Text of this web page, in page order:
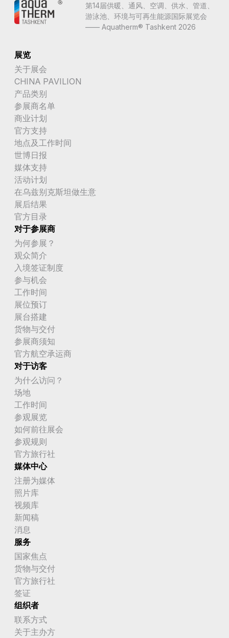
第14届供暖、通风、空调、供水、管道、
游泳池、环境与可再生能源国际展览会
—— Aquatherm® Tashkent 2026
展览
关于展会
CHINA PAVILION
产品类别
参展商名单
商业计划
官方支持
地点及工作时间
世博日报
媒体支持
活动计划
在乌兹别克斯坦做生意
展后结果
官方目录
对于参展商
为何参展？
观众简介
入境签证制度
参与机会
工作时间
展位预订
展台搭建
货物与交付
参展商须知
官方航空承运商
对于访客
为什么访问？
场地
工作时间
参观展览
如何前往展会
参观规则
官方旅行社
媒体中心
注册为媒体
照片库
视频库
新闻稿
消息
服务
国家焦点
货物与交付
官方旅行社
签证
组织者
联系方式
关于主办方